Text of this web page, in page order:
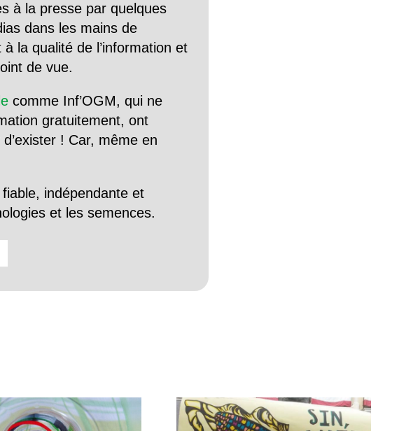
à la presse par quelques
dans les mains de
la qualité de l’information et
de vue.
comme Inf’OGM, qui ne
gratuitement, ont
! Car, même en
indépendante et
et les semences.